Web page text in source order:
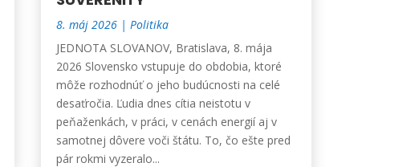
8. máj 2026| Politika
JEDNOTA SLOVANOV, Bratislava, 8. mája
2026 Slovensko vstupuje do obdobia, ktoré
môže rozhodnúť o jeho budúcnosti na celé
desaťročia. Ľudia dnes cítia neistotu v
peňaženkách, v práci, v cenách energií aj v
samotnej dôvere voči štátu. To, čo ešte pred
pár rokmi vyzeralo...